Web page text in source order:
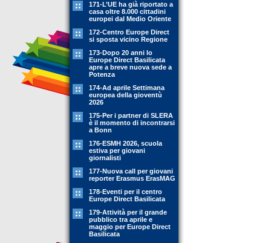
171-L’UE ha già riportato a
casa oltre 8.000 cittadini
europei dal Medio Oriente
172-Centro Europe Direct
si sposta vicino Regione
173-Dopo 20 anni lo
Europe Direct Basilicata
apre a breve nuova sede a
Potenza
174-Ad aprile Settimana
europea della gioventù
2026
175-Per i partner di SLERA
è il momento di incontrarsi
a Bonn
176-ESMH 2026, scuola
estiva per giovani
giornalisti
177-Nuova call per giovani
reporter Erasmus ErasMAG
178-Eventi per il centro
Europe Direct Basilicata
179-Attività per il grande
pubblico tra aprile e
maggio per Europe Direct
Basilicata